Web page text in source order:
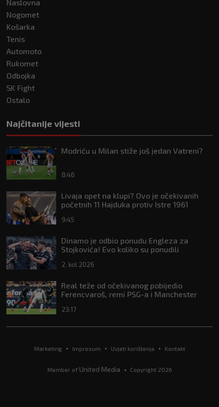
Naslovna
Nogomet
Košarka
Tenis
Automoto
Rukomet
Odbojka
SK Fight
Ostalo
Najčitanije vijesti
Modriću u Milan stiže još jedan Vatreni?
8:46
Livaja opet na klupi? Ovo je očekivanih
početnih 11 Hajduka protiv Istre 1961
9:45
Dinamo je odbio ponudu Engleza za
Stojkovića! Evo koliko su ponudili
2. kol 2026
Real teže od očekivanog pobijedio
Ferencvaroš, remi PSG-a i Manchester
23:17
Marketing Impresum Uvjeti korištenja Kontakt
Member of United Media Copyright 2026